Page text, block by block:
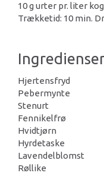
10 g urter pr. liter
Trækketid: 10 min.
Hjertensfryd
Pebermynte
Stenurt
Fennikelfrø
Hvidtjørn
Hyrdetaske
Lavendelblomst
Røllike